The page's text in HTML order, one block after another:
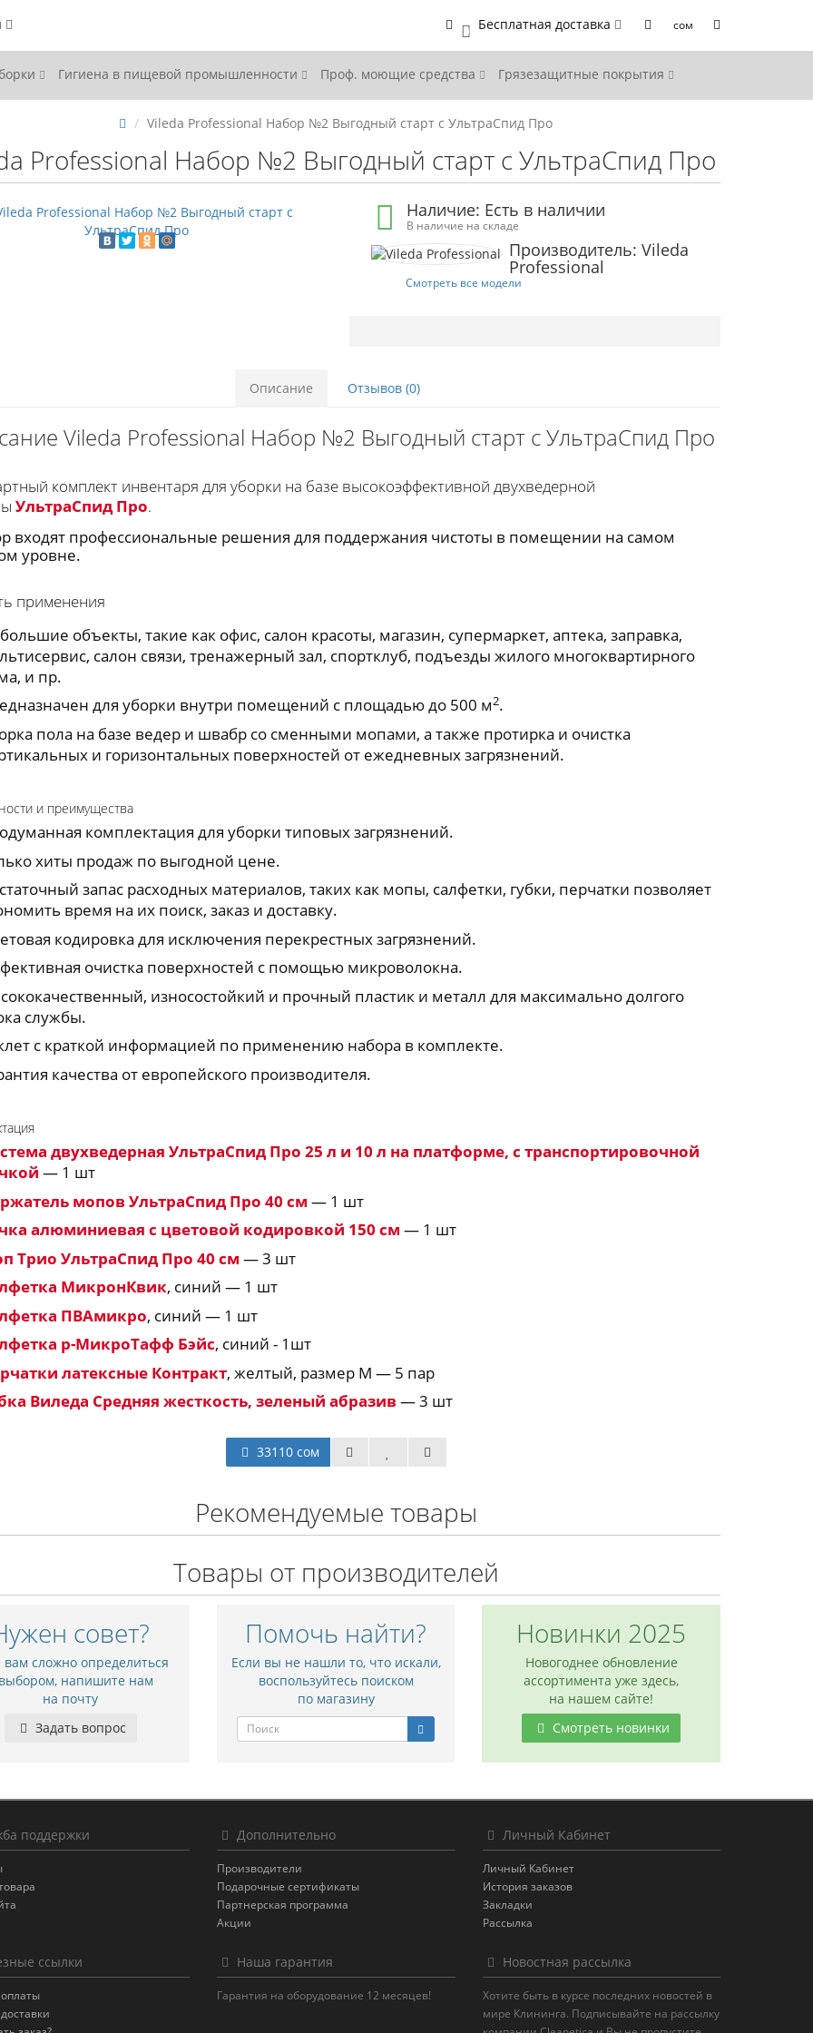
0 Бесплатная доставка сом
Гигиена в пищевой промышленности Проф. моющие средства Грязезащитные покрытия
Vileda Professional Набор №2 Выгодный старт с УльтраСпид Про
Professional Набор №2 Выгодный старт с УльтраСпид Про
Наличие: Есть в наличии
В наличие на складе
Производитель: Vileda
Professional
Смотреть все модели
Описание Отзывов (0)
Vileda Professional Набор №2 Выгодный старт с УльтраСпид Про
комплект инвентаря для уборки на базе высокоэффективной двухведерной
УльтраСпид Про.
входят профессиональные решения для поддержания чистоты в помещении на самом
уровне.
применения
объекты, такие как офис, салон красоты, магазин, супермаркет, аптека, заправка,
салон связи, тренажерный зал, спортклуб, подъезды жилого многоквартирного
и пр.
для уборки внутри помещений с площадью до 500 м2.
пола на базе ведер и швабр со сменными мопами, а также протирка и очистка
и горизонтальных поверхностей от ежедневных загрязнений.
и преимущества
комплектация для уборки типовых загрязнений.
хиты продаж по выгодной цене.
запас расходных материалов, таких как мопы, салфетки, губки, перчатки позволяет
время на их поиск, заказ и доставку.
кодировка для исключения перекрестных загрязнений.
очистка поверхностей с помощью микроволокна.
износостойкий и прочный пластик и металл для максимально долгого
службы.
с краткой информацией по применению набора в комплекте.
качества от европейского производителя.
двухведерная УльтраСпид Про 25 л и 10 л на платформе, с транспортировочной
— 1 шт
мопов УльтраСпид Про 40 см — 1 шт
алюминиевая с цветовой кодировкой 150 см — 1 шт
Трио УльтраСпид Про 40 см — 3 шт
МикронКвик, синий — 1 шт
ПВАмикро, синий — 1 шт
р-МикроТафф Бэйс, синий - 1шт
латексные Контракт, желтый, размер М — 5 пар
Виледа Средняя жесткость, зеленый абразив— 3 шт
33110 сом
Рекомендуемые товары
Товары от производителей
совет?
вам сложно определиться
напишите нам
на почту
Задать вопрос
Помочь найти?
Если вы не нашли то, что искали,
воспользуйтесь поиском
по магазину
Новинки 2025
Новогоднее обновление
ассортимента уже здесь,
на нашем сайте!
Смотреть новинки
поддержки Дополнительно
Производители
Подарочные сертификаты
Партнерская программа
Акции
Личный Кабинет
Личный Кабинет
История заказов
Закладки
Рассылка
ссылки Наша гарантия
Гарантия на оборудование 12 месяцев!
Новостная рассылка
Хотите быть в курсе последних новостей в
мире Клининга. Подписывайте на рассылку